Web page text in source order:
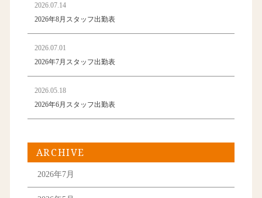
2026.07.14
2026年8月スタッフ出勤表
2026.07.01
2026年7月スタッフ出勤表
2026.05.18
2026年6月スタッフ出勤表
ARCHIVE
2026年7月